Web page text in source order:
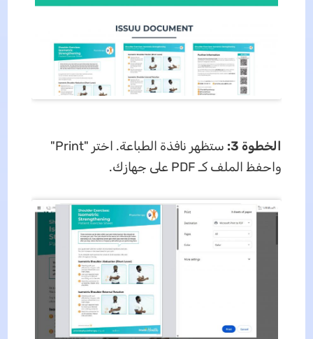
الخطوة 3:
ستظهر نافذة الطباعة. اختر "Print"
واحفظ الملف كـ PDF على جهازك.